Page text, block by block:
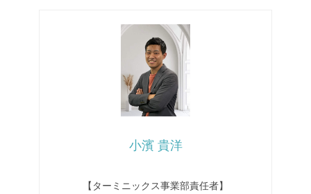
小濱 貴洋
【ターミニックス事業部責任者】